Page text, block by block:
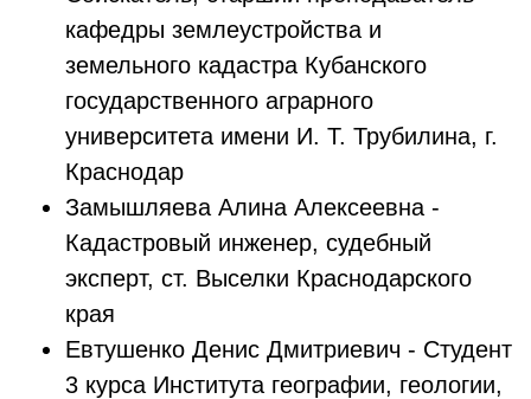
кафедры землеустройства и
земельного кадастра Кубанского
государственного аграрного
университета имени И. Т. Трубилина, г.
Краснодар
Замышляева Алина Алексеевна -
Кадастровый инженер, судебный
эксперт, ст. Выселки Краснодарского
края
Евтушенко Денис Дмитриевич - Студент
3 курса Института географии, геологии,